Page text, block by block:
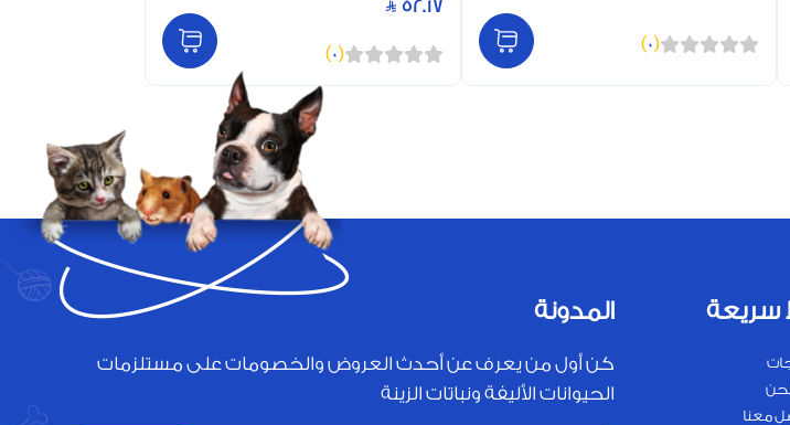
(
0
)
52.17
(
0
)
سريعة
معنا
المدونة
كن أول من يعرف عن أحدث العروض والخصومات على مستلزمات
الحيوانات الأليفة ونباتات الزينة